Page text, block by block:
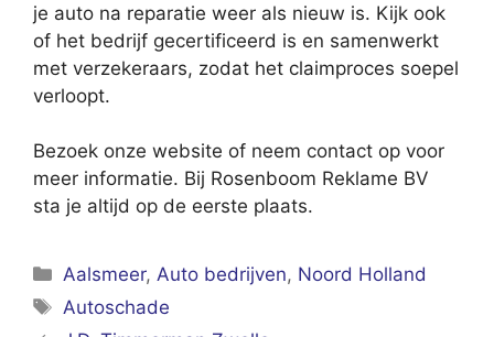
je auto na reparatie weer als nieuw is. Kijk ook
of het bedrijf gecertificeerd is en samenwerkt
met verzekeraars, zodat het claimproces soepel
verloopt.
Bezoek onze website of neem contact op voor
meer informatie. Bij Rosenboom Reklame BV
sta je altijd op de eerste plaats.
Categorieën
Aalsmeer,Auto bedrijven, Noord Holland
Tags
Autoschade